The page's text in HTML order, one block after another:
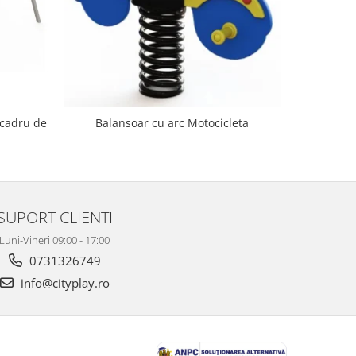
de Balansoar cu arc Motocicleta
CLIENTI
Luni-Vineri 09:00 - 17:00
0731326749
info@cityplay.ro